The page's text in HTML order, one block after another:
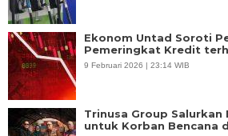
Ekonom Untad Soroti
Pemeringkat Kredit
9 Februari 2026 | 23:14 WIB
Trinusa Group
untuk Korban Bencana